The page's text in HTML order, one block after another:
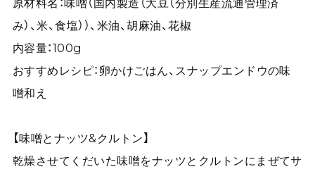
原材料名：味噌（国内製造（大豆（分別生産流通管理済
み）、米、食塩））、米油、胡麻油、花椒
内容量：100g
おすすめレシピ：卵かけごはん、スナップエンドウの味
噌和え
【味噌とナッツ&クルトン】
乾燥させてくだいた味噌をナッツとクルトンにまぜてサ